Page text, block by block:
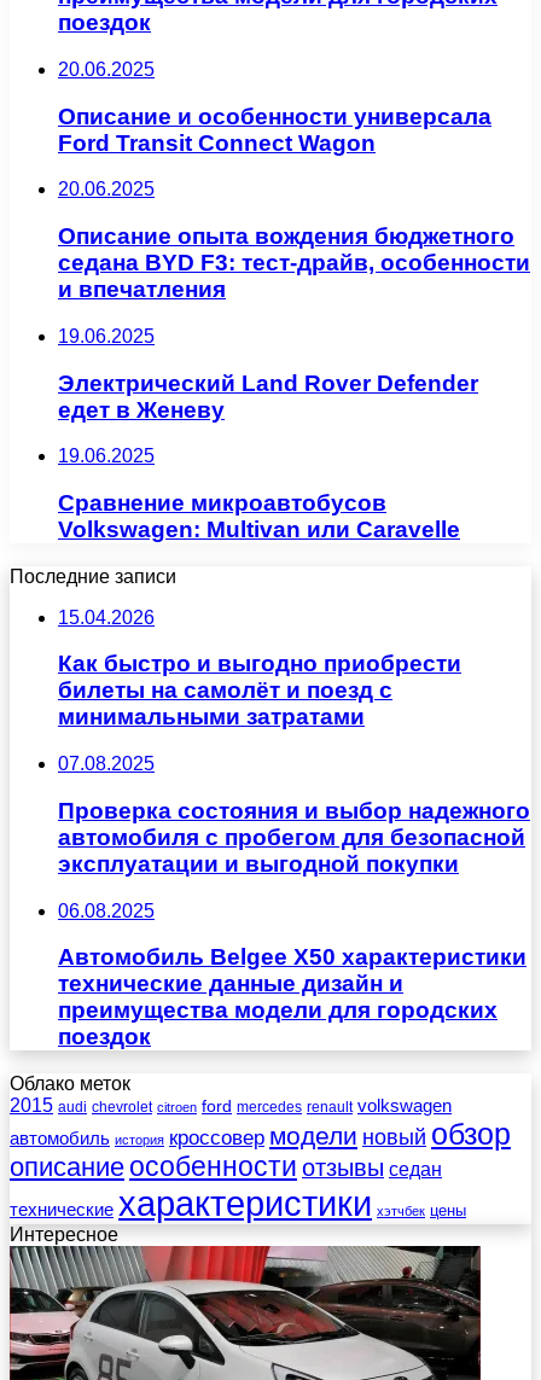
поездок
20.06.2025
Описание и особенности универсала
Ford Transit Connect Wagon
20.06.2025
Описание опыта вождения бюджетного
седана BYD F3: тест-драйв, особенности
и впечатления
19.06.2025
Электрический Land Rover Defender
едет в Женеву
19.06.2025
Сравнение микроавтобусов
Volkswagen: Multivan или Caravelle
Последние записи
15.04.2026
Как быстро и выгодно приобрести
билеты на самолёт и поезд с
минимальными затратами
07.08.2025
Проверка состояния и выбор надежного
автомобиля с пробегом для безопасной
эксплуатации и выгодной покупки
06.08.2025
Автомобиль Belgee X50 характеристики
технические данные дизайн и
преимущества модели для городских
поездок
Облако меток
2015 audi chevrolet citroen ford mercedes renault volkswagen
автомобиль история кроссовер модели новый обзор
описание особенности отзывы седан
технические характеристики хэтчбек цены
Интересное